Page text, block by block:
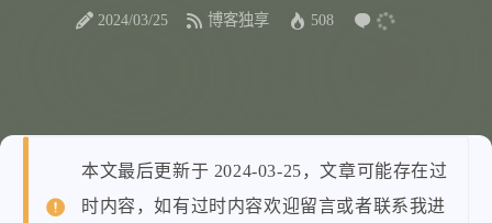
2024/03/25
博客独享 508
本文最后更新于 2024-03-25，文章可能存在过
时内容，如有过时内容欢迎留言或者联系我进